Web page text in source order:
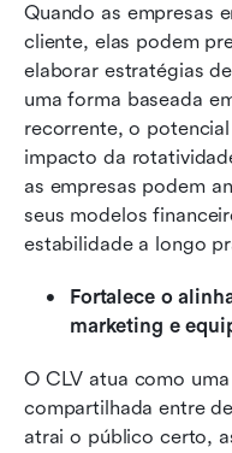
Quando as empresas
cliente, elas podem
elaborar estratégias
uma forma baseada
recorrente, o
impacto da
as empresas podem
seus modelos
estabilidade a longo
Fortalece o
marketing e
O CLV atua como
compartilhada entre
atrai o público certo,